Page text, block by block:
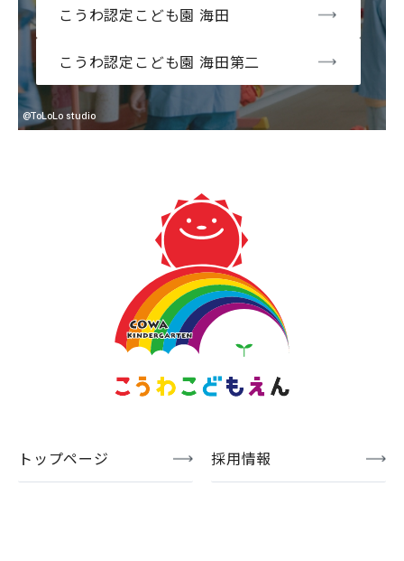
こうわ認定こども園 海田
こうわ認定こども園 海田第二
トップページ 採用情報